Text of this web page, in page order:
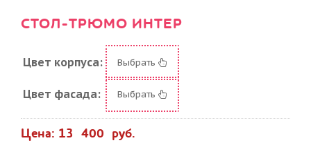
СТОЛ-ТРЮМО ИНТЕР
Цвет корпуса: Выбрать
Цвет фасада: Выбрать
Цена: 13 400 руб.